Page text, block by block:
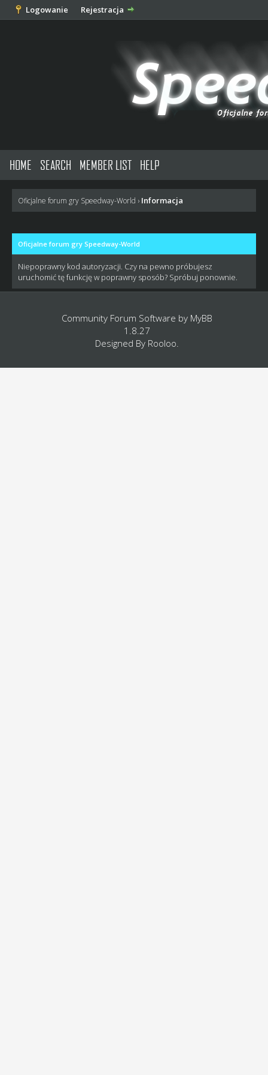
Logowanie Rejestracja
HOME SEARCH MEMBER LIST HELP
Oficjalne forum gry Speedway-World › Informacja
Oficjalne forum gry Speedway-World
Niepoprawny kod autoryzacji. Czy na pewno próbujesz
uruchomić tę funkcję w poprawny sposób? Spróbuj ponownie.
Community Forum Software by MyBB
1.8.27
Designed By Rooloo.